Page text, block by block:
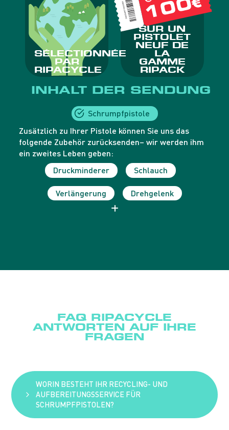
INHALT DER SENDUNG
Schrumpfpistole
Zusätzlich zu Ihrer Pistole können Sie uns das
folgende Zubehör zurücksenden– wir werden ihm
ein zweites Leben geben:
Druckminderer
Schlauch
Verlängerung Drehgelenk
FAQ RIPACYCLE
ANTWORTEN AUF IHRE
FRAGEN
WORIN BESTEHT IHR RECYCLING- UND
AUFBEREITUNGSSERVICE FÜR
SCHRUMPFPISTOLEN?